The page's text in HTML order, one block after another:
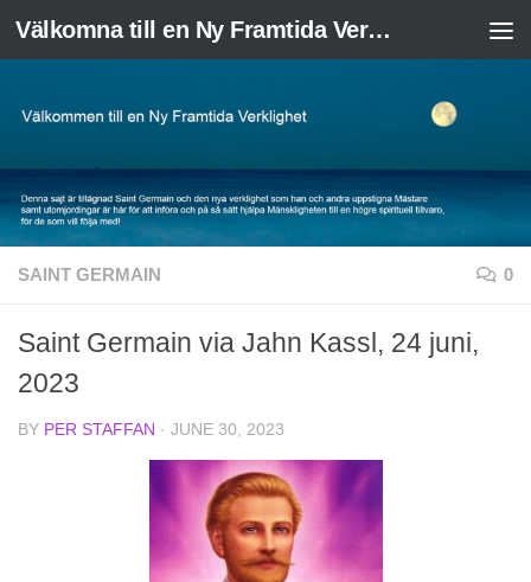
Skip to content Välkomna till en Ny Framtida Verklighet
SAINT GERMAIN 0
Saint Germain via Jahn Kassl, 24 juni,
2023
BY PER STAFFAN · JUNE 30, 2023